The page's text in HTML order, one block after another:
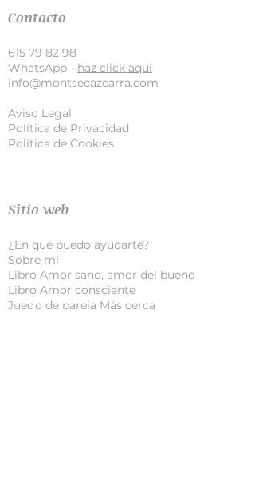
Contacto
615 79 82 98
WhatsApp - haz click aquí
info@montsecazcarra.com
Aviso Legal
Política de Privacidad
Política de Cookies
Sitio web
¿En qué puedo ayudarte?
Sobre mí
Libro Amor sano, amor del bueno
Libro Amor consciente
Juego de pareja Más cerca